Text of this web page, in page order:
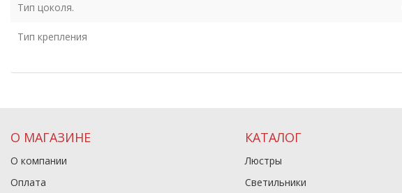
Тип цоколя.
Тип крепления
О МАГАЗИНЕ
О компании
Оплата
КАТАЛОГ
Люстры
Светильники